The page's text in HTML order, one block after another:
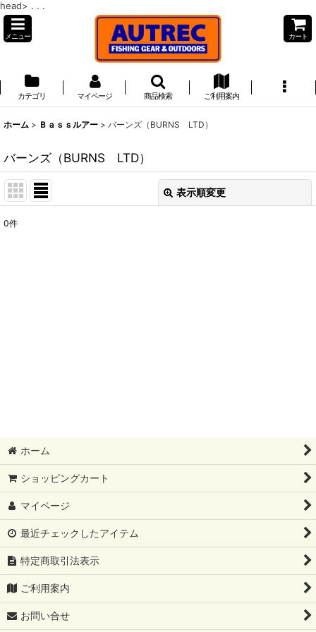
head> . . .
メニュー カート
カテゴリ マイページ 商品検索 ご利用案内
ホーム > Ｂａｓｓルアー > バーンズ（BURNS LTD）
バーンズ（BURNS LTD）
表示順変更
0件
ホーム
ショッピングカート
マイページ
最近チェックしたアイテム
特定商取引法表示
ご利用案内
お問い合せ